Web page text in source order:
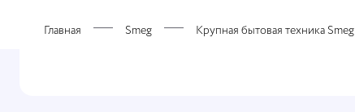
Главная Smeg Крупная бытовая техника Smeg